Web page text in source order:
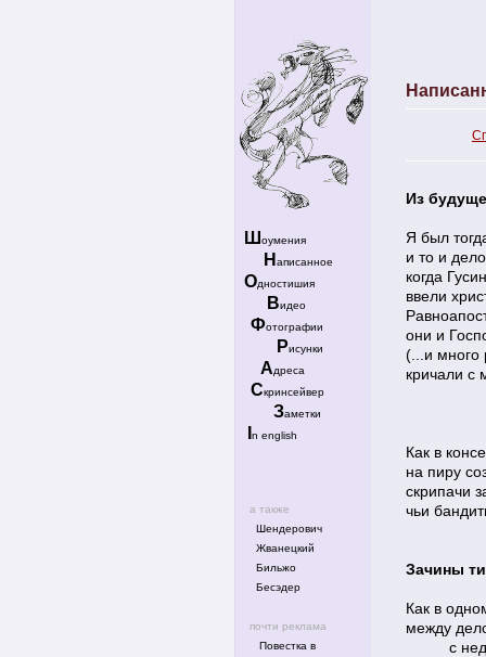
Ш оумения
Н аписанное
Одностишия
Видео
Фотографии
Рисунки
Адреса
Скринсейвер
Заметки
n english
а также
Шендерович
Жванецкий
Бильжо
Бесэдер
почти реклама
Повестка в
Из
Я был
и то и
когда
ввели
они и
(...и много
кричали с
Как в
на пиру
скрипачи
чьи
Зачины
Как в
между
с